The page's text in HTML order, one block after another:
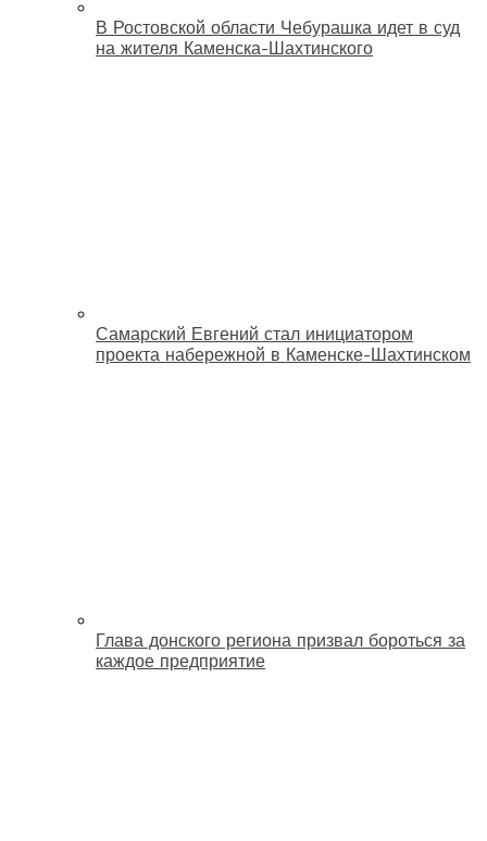
В Ростовской области Чебурашка идет в суд
на жителя Каменска-Шахтинского
Самарский Евгений стал инициатором
проекта набережной в Каменске-Шахтинском
Глава донского региона призвал бороться за
каждое предприятие